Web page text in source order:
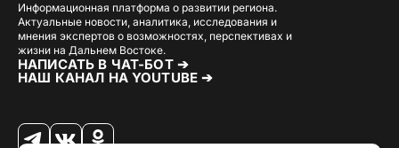
Информационная платформа о развитии региона.
Актуальные новости, аналитика, исследования и
мнения экспертов о возможностях, перспективах и
жизни на Дальнем Востоке.
НАПИСАТЬ В ЧАТ-БОТ ➔
НАШ КАНАЛ НА YOUTUBE ➔